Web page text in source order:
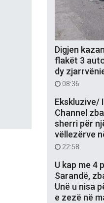
Digjen
flakët 3
dy
08:36
Ekskluzive/
Channel
sherri për
vëllezërve
22:58
U kap me 4
Sarandë,
Unë u nisa
e zezë në